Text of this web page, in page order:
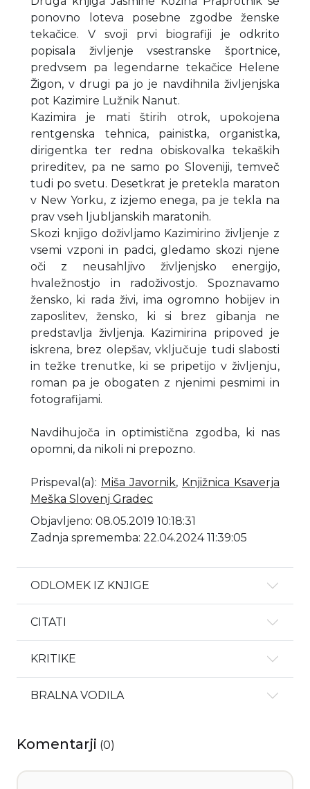
ponovno loteva posebne zgodbe ženske
tekačice. V svoji prvi biografiji je odkrito
popisala življenje vsestranske športnice,
predvsem pa legendarne tekačice Helene
Žigon, v drugi pa jo je navdihnila življenjska
pot Kazimire Lužnik Nanut.
Kazimira je mati štirih otrok, upokojena
rentgenska tehnica, painistka, organistka,
dirigentka ter redna obiskovalka tekaških
prireditev, pa ne samo po Sloveniji, temveč
tudi po svetu. Desetkrat je pretekla maraton
v New Yorku, z izjemo enega, pa je tekla na
prav vseh ljubljanskih maratonih.
Skozi knjigo doživljamo Kazimirino življenje z
vsemi vzponi in padci, gledamo skozi njene
oči z neusahljivo življenjsko energijo,
hvaležnostjo in radoživostjo. Spoznavamo
žensko, ki rada živi, ima ogromno hobijev in
zaposlitev, žensko, ki si brez gibanja ne
predstavlja življenja. Kazimirina pripoved je
iskrena, brez olepšav, vključuje tudi slabosti
in težke trenutke, ki se pripetijo v življenju,
roman pa je obogaten z njenimi pesmimi in
fotografijami.
Navdihujoča in optimistična zgodba, ki nas
opomni, da nikoli ni prepozno.
Prispeval(a): Miša Javornik, Knjižnica Ksaverja
Meška Slovenj Gradec
Objavljeno: 08.05.2019 10:18:31
Zadnja sprememba: 22.04.2024 11:39:05
ODLOMEK IZ KNJIGE
CITATI
KRITIKE
BRALNA VODILA
Komentarji (0)